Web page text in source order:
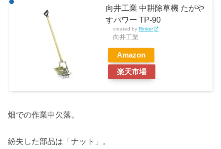
向井工業 中耕除草機 たがや
すパワー TP-90
created byRinker
向井工業
Amazon
楽天市場
畑での作業中欠落。
紛失した部品は「ナット」。